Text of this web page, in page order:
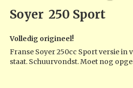
Soyer 250 Sport
Volledig origineel!
Franse Soyer 250cc Sport versie in
staat. Schuurvondst. Moet nog